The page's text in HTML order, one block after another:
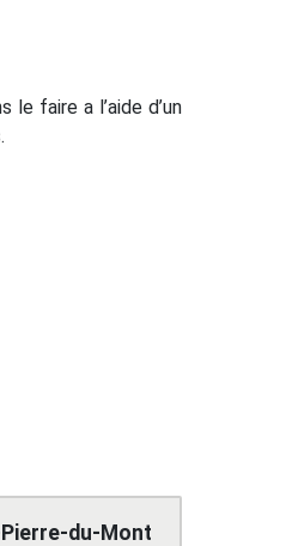
faire a l’aide d’un
du-Mont